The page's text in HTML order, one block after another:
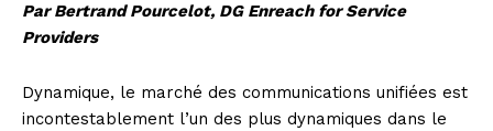
Par Bertrand Pourcelot, DG Enreach for Service
Providers
Dynamique, le marché des communications unifiées est
incontestablement l’un des plus dynamiques dans le